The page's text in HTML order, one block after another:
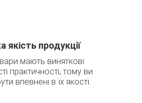
якість продукції
мають виняткові
практичності, тому ви
впевнені в їх якості.